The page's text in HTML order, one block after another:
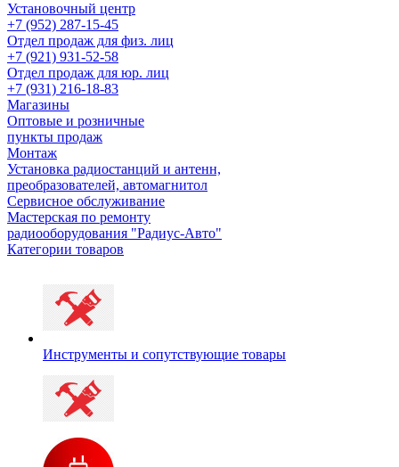
Установочный центр
+7 (952) 287-15-45
Отдел продаж для физ. лиц
+7 (921) 931-52-58
Отдел продаж для юр. лиц
+7 (931) 216-18-83
Магазины
Оптовые и розничные
пункты продаж
Монтаж
Установка радиостанций и антенн,
преобразователей, автомагнитол
Сервисное обслуживание
Мастерская по ремонту
радиооборудования "Радиус-Авто"
Категории товаров
Инструменты и сопутствующие товары